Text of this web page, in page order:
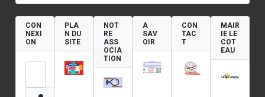
CON
NEXI
ON
Identifiant
PLA
N DU
SITE
NOT
RE
ASS
OCIA
TION
A
SAV
OIR
CON
TAC
T
MAIR
IE LE
COT
EAU